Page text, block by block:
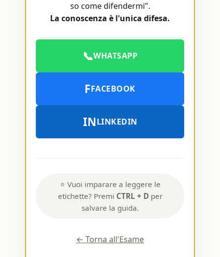
so come difendermi".
La conoscenza è l'unica difesa.
📞WHATSAPP
FFACEBOOK
INLINKEDIN
⭐ Vuoi imparare a leggere le
etichette? Premi CTRL + Dper
salvare la guida.
← Torna all'Esame